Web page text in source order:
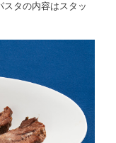
スタの内容はスタッ